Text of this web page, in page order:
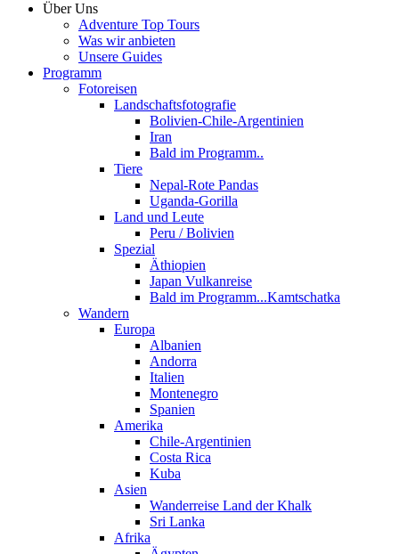
Über Uns
Adventure Top Tours
Was wir anbieten
Unsere Guides
Programm
Fotoreisen
Landschaftsfotografie
Bolivien-Chile-Argentinien
Iran
Bald im Programm..
Tiere
Nepal-Rote Pandas
Uganda-Gorilla
Land und Leute
Peru / Bolivien
Spezial
Äthiopien
Japan Vulkanreise
Bald im Programm...Kamtschatka
Wandern
Europa
Albanien
Andorra
Italien
Montenegro
Spanien
Amerika
Chile-Argentinien
Costa Rica
Kuba
Asien
Wanderreise Land der Khalk
Sri Lanka
Afrika